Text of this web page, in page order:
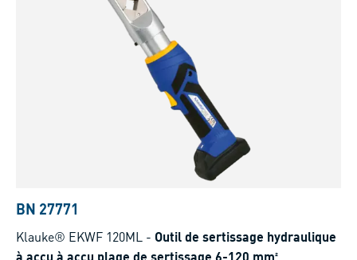
BN 27771
Klauke® EKWF 120ML - Outil de sertissage hydraulique